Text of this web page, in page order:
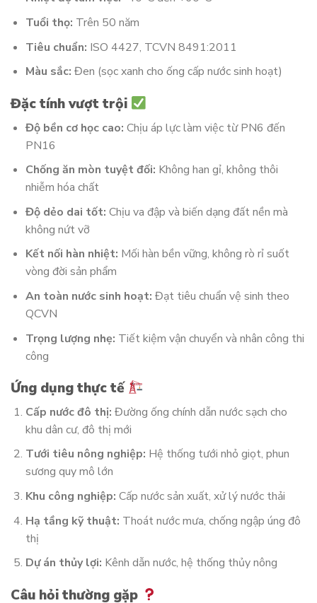
Tuổi thọ: Trên 50 năm
Tiêu chuẩn: ISO 4427, TCVN 8491:2011
Màu sắc: Đen (sọc xanh cho ống cấp nước sinh hoạt)
Đặc tính vượt trội
Độ bền cơ học cao: Chịu áp lực làm việc từ PN6 đến
PN16
Chống ăn mòn tuyệt đối: Không han gỉ, không thôi
nhiễm hóa chất
Độ dẻo dai tốt: Chịu va đập và biến dạng đất nền mà
không nứt vỡ
Kết nối hàn nhiệt: Mối hàn bền vững, không rò rỉ suốt
vòng đời sản phẩm
An toàn nước sinh hoạt: Đạt tiêu chuẩn vệ sinh theo
QCVN
Trọng lượng nhẹ: Tiết kiệm vận chuyển và nhân công thi
công
Ứng dụng thực tế
Cấp nước đô thị: Đường ống chính dẫn nước sạch cho
khu dân cư, đô thị mới
Tưới tiêu nông nghiệp: Hệ thống tưới nhỏ giọt, phun
sương quy mô lớn
Khu công nghiệp: Cấp nước sản xuất, xử lý nước thải
Hạ tầng kỹ thuật: Thoát nước mưa, chống ngập úng đô
thị
Dự án thủy lợi: Kênh dẫn nước, hệ thống thủy nông
Câu hỏi thường gặp